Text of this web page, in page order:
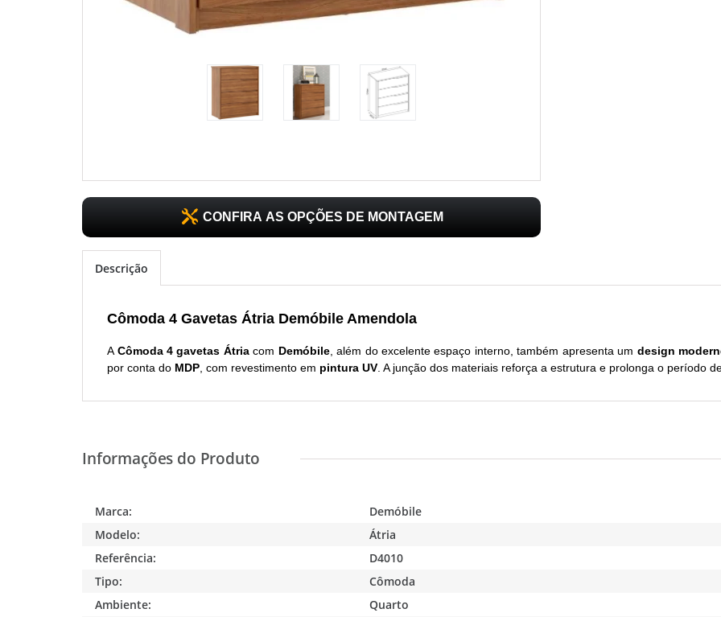
CONFIRA AS OPÇÕES DE MONTAGEM
Descrição
Cômoda 4 Gavetas Átria Demóbile Amendola
A Cômoda 4 gavetas Átriacom Demóbile, além do excelente espaço interno, também apresenta um design
por conta do MDP , com revestimento em pintura UV . A junção dos materiais reforça a estrutura e prolonga o período
Marca:
Demóbile
Modelo:
Átria
Referência:
D4010
Tipo:
Cômoda
Ambiente:
Quarto